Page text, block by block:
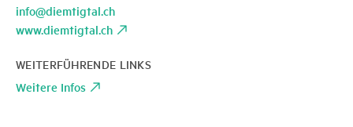
info@diemtigtal.ch
www.diemtigtal.ch
WEITERFÜHRENDE LINKS
Weitere Infos